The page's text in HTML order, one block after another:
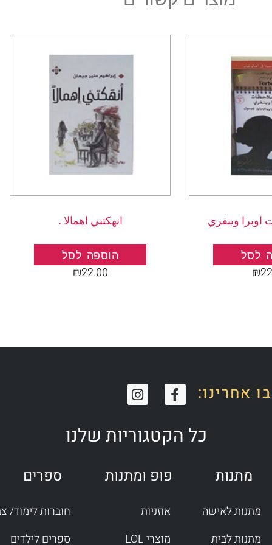
اوبرا وينفري
לסל
₪
انهكتني اهمالا .
הוספה לסל
₪22.00
אחרינו:
F
a
e
b
o
k
I
n
t
a
r
a
כל הקטגוריות שלנו
מתנות
מתנות לאישה
מתנות לבית
פופ ומתנות
אוזניות
מוצרי LOL
ספרים
חוברות לימוד/
ספרים לילדים